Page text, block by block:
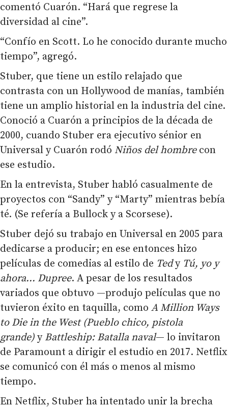
comentó Cuarón. “Hará que regrese la
diversidad al cine”.
“Confío en Scott. Lo he conocido durante mucho
tiempo”, agregó.
Stuber, que tiene un estilo relajado que
contrasta con un Hollywood de manías, también
tiene un amplio historial en la industria del cine.
Conoció a Cuarón a principios de la década de
2000, cuando Stuber era ejecutivo sénior en
Universal y Cuarón rodó Niños del hombrecon
ese estudio.
En la entrevista, Stuber habló casualmente de
proyectos con “Sandy” y “Marty” mientras bebía
té. (Se refería a Bullock y a Scorsese).
Stuber dejó su trabajo en Universal en 2005 para
dedicarse a producir; en ese entonces hizo
películas de comedias al estilo de Tedy Tú, yo y
ahora… Dupree. A pesar de los resultados
variados que obtuvo —produjo películas que no
tuvieron éxito en taquilla, como A Million Ways
to Die in the West (Pueblo chico, pistola
grande) y Battleship: Batalla naval— lo invitaron
de Paramount a dirigir el estudio en 2017. Netflix
se comunicó con él más o menos al mismo
tiempo.
En Netflix, Stuber ha intentado unir la brecha